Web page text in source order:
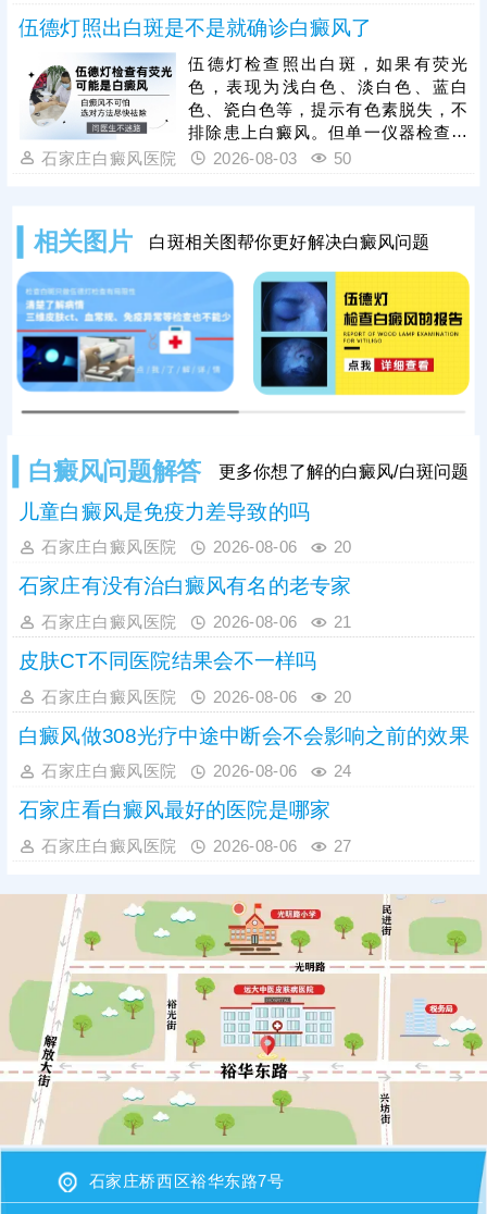
明确黑素细胞受损程度、病因及病情
分期.白癜风具备极强扩散性，早期是
治疗黄金时期，干预越早，黑素细胞
修复概率越高，治疗效果越好。确诊
后需及时开展科学对症治疗，该病属
于慢性皮肤病，治疗周期较长，患者
需保持耐心，坚持规范医治。
伍德灯照出白斑是不是就确诊白癜风了
伍德灯检查照出白斑，如果有荧光
色，表现为浅白色、淡白色、蓝白
色、瓷白色等，提示有色素脱失，不
排除患上白癜风。但单一仪器检查有
局限，为了得出准确结论，常联合三
抓早期治，早治早好，复色率高，对
人负面影响小。
石家庄白癜风医院 2026-08-03 50
相关图片 白斑相关图帮你更好解决白癜风问题
白癜风问题解答 更多你想了解的白癜风/白斑问题
儿童白癜风是免疫力差导致的吗
石家庄白癜风医院 2026-08-06 20
石家庄有没有治白癜风有名的老专家
石家庄白癜风医院 2026-08-06 21
皮肤CT不同医院结果会不一样吗
石家庄白癜风医院 2026-08-06 20
白癜风做308光疗中途中断会不会影响之前的效果
石家庄白癜风医院 2026-08-06 24
石家庄看白癜风最好的医院是哪家
石家庄白癜风医院 2026-08-06 27
石家庄桥西区裕华东路7号